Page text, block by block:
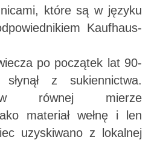
które są w języku
Kaufhaus-
po początek lat 90-
z sukiennictwa.
w równej mierze
materiał wełnę i len
uzyskiwano z lokalnej